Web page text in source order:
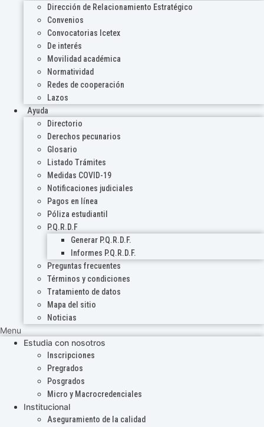
Dirección de Relacionamiento Estratégico
Convenios
Convocatorias Icetex
De interés
Movilidad académica
Normatividad
Redes de cooperación
Lazos
Ayuda
Directorio
Derechos pecunarios
Glosario
Listado Trámites
Medidas COVID-19
Notificaciones judiciales
Pagos en línea
Póliza estudiantil
P.Q.R.D.F
Generar P.Q.R.D.F.
Informes P.Q.R.D.F.
Preguntas frecuentes
Términos y condiciones
Tratamiento de datos
Mapa del sitio
Noticias
Menu
Estudia con nosotros
Inscripciones
Pregrados
Posgrados
Micro y Macrocredenciales
Institucional
Aseguramiento de la calidad